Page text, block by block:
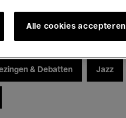
& Debatten Jazz
Alle cookies accepteren